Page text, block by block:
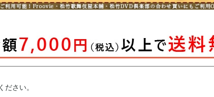
ださい。